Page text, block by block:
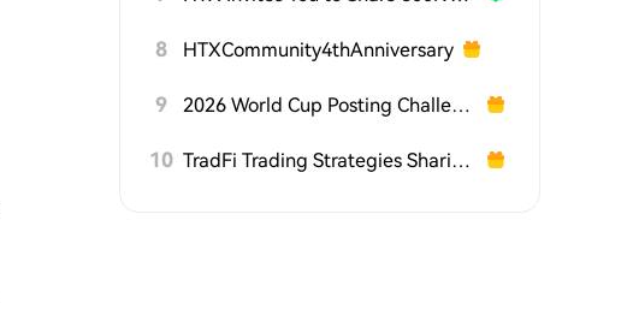
8 HTXCommunity4thAnniversary
9 2026 World Cup Posting Challenge on HTX Square
10 TradFi Trading Strategies Sharing Challenge